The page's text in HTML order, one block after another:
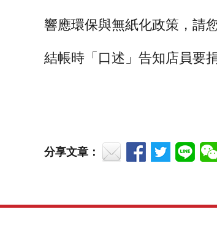
響應環保與無紙化政策，請
結帳時「口述」告知店員要
分享文章：